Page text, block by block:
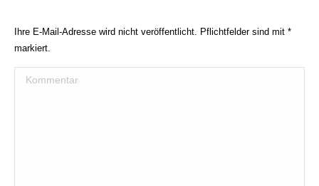
Ihre E-Mail-Adresse wird nicht veröffentlicht. Pflichtfelder sind mit *
markiert.
Kommentar